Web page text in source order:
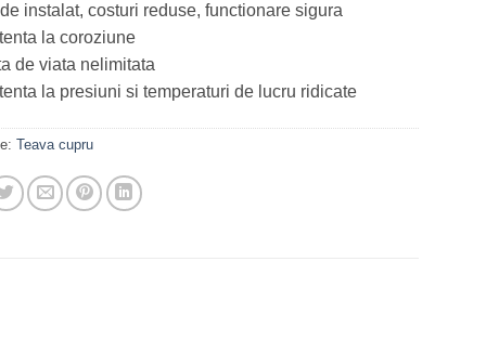
instalat, costuri reduse, functionare sigura
la coroziune
de viata nelimitata
la presiuni si temperaturi de lucru ridicate
Teava cupru